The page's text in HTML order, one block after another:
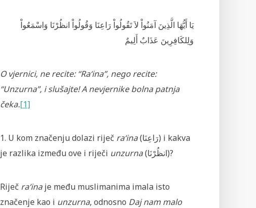
يَا أَيُّهَا الَّذِينَ آمَنُواْ لاَتَقُولُواْ رَاعِنَا وَقُولُواْ انظُرْنَا وَاسْمَعُواْ
وَلِلكَافِرِينَ عَذَابٌ أَلِيمٌ
O vjernici, ne recite: “Ra‘ina”, nego recite:
“Unzurna”, i slušajte! A nevjernike bolna patnja
čeka.[1]
1. U kom značenju dolazi riječ ra‘ina(رَاعِنَا) i kakva
je razlika između ove i riječi unzurna(انظُرْنَا)?
Riječ ra‘inaje među muslimanima imala isto
značenje kao i unzurna, odnosno Daj nam malo